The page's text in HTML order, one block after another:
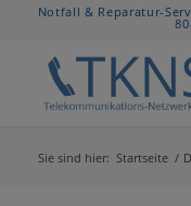
Notfall & Reparatur-
Sie sind hier: Startseite /